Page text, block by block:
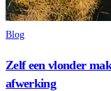
Blog
Zelf een vlonder
afwerking